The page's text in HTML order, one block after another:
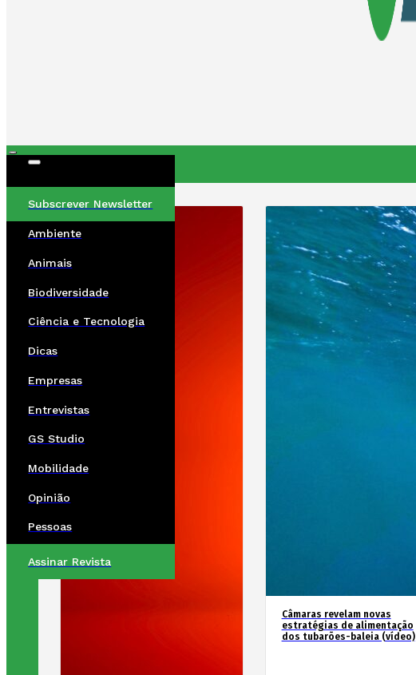
Subscrever Newsletter
Ambiente
Animais
Biodiversidade
Ciência e Tecnologia
Dicas
Empresas
Entrevistas
GS Studio
Mobilidade
Opinião
Pessoas
Assinar Revista
Câmaras revelam novas
estratégias de alimentação
dos tubarões-baleia (vídeo)